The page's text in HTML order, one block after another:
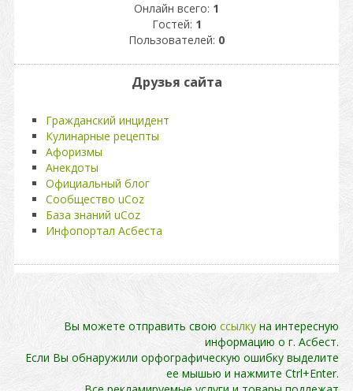
Онлайн всего: 1
Гостей: 1
Пользователей: 0
Друзья сайта
Гражданский инцидент
Кулинарные рецепты
Афоризмы
Анекдоты
Официальный блог
Сообщество uCoz
База знаний uCoz
Инфопортал Асбеста
Вы можете отправить свою ссылку на интересную
информацию о г. Асбест.
Если Вы обнаружили орфографическую ошибку выделите
ее мышью и нажмите Ctrl+Enter.